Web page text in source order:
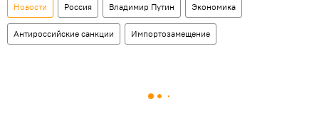
Новости Россия Владимир Путин Экономика
Антироссийские санкции Импортозамещение